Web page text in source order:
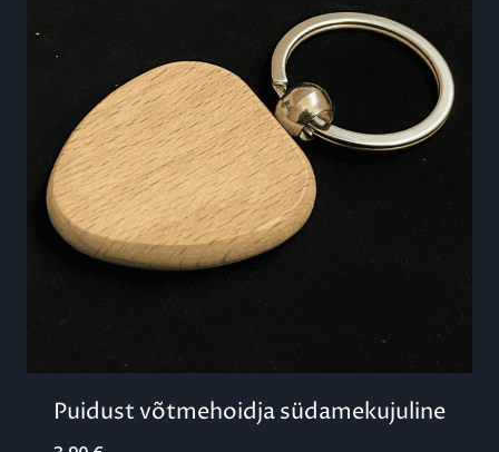
Puidust võtmehoidja südamekujuline